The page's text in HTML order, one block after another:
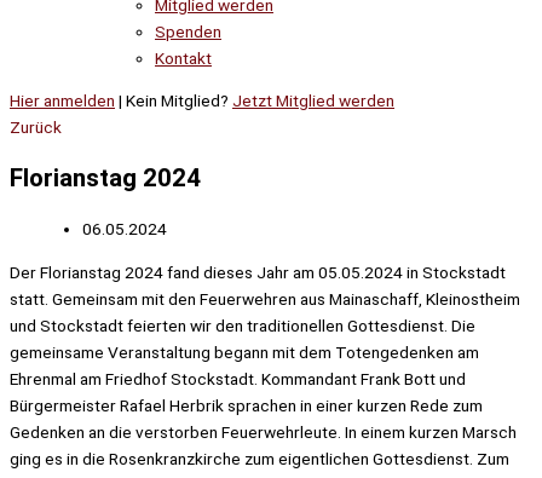
Mitglied werden
Spenden
Kontakt
Hier anmelden | Kein Mitglied? Jetzt Mitglied werden
Zurück
Florianstag 2024
06.05.2024
Der Florianstag 2024 fand dieses Jahr am 05.05.2024 in Stockstadt
statt. Gemeinsam mit den Feuerwehren aus Mainaschaff, Kleinostheim
und Stockstadt feierten wir den traditionellen Gottesdienst. Die
gemeinsame Veranstaltung begann mit dem Totengedenken am
Ehrenmal am Friedhof Stockstadt. Kommandant Frank Bott und
Bürgermeister Rafael Herbrik sprachen in einer kurzen Rede zum
Gedenken an die verstorben Feuerwehrleute. In einem kurzen Marsch
ging es in die Rosenkranzkirche zum eigentlichen Gottesdienst. Zum